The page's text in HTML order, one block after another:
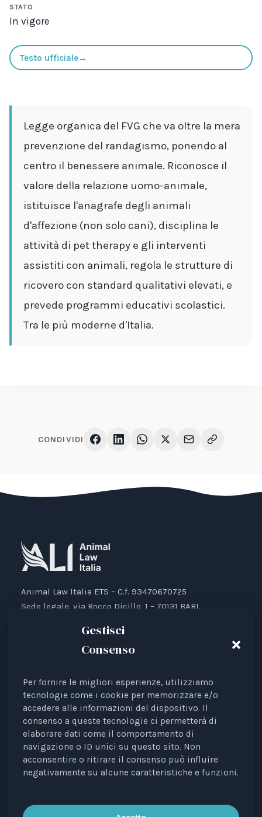
Gestisci
Consenso
Per fornire le migliori esperienze, utilizziamo
tecnologie come i cookie per memorizzare e/o
accedere alle informazioni del dispositivo. Il
consenso a queste tecnologie ci permetterà di
elaborare dati come il comportamento di
navigazione o ID unici su questo sito. Non
acconsentire o ritirare il consenso può influire
negativamente su alcune caratteristiche e funzioni.
STATO
In vigore
Testo ufficiale→
Legge organica del FVG che va oltre la mera
prevenzione del randagismo, ponendo al
centro il benessere animale. Riconosce il
valore della relazione uomo-animale,
istituisce l'anagrafe degli animali
d'affezione (non solo cani), disciplina le
attività di pet therapy e gli interventi
assistiti con animali, regola le strutture di
ricovero con standard qualitativi elevati, e
prevede programmi educativi scolastici.
Tra le più moderne d'Italia.
CONDIVIDI
Animal Law Italia ETS – C.f. 93470670725
Sede legale: via Rocco Dicillo, 1 – 70131 BARI.
Animal Law Italia è un Ente del Terzo Settore avente
come finalità la tutela legale degli animali.
Iscrizione al RUNTS Rep. 4 del 01/03/2022.
L'associazione è riconosciuta come rappresentante di
interessi davanti alle Istituzioni europee.
La rivistaDiritti degli Animali. Profili Etici, Scientifici e
Bari n. 8/2023 del 18/09/2023, direttrice